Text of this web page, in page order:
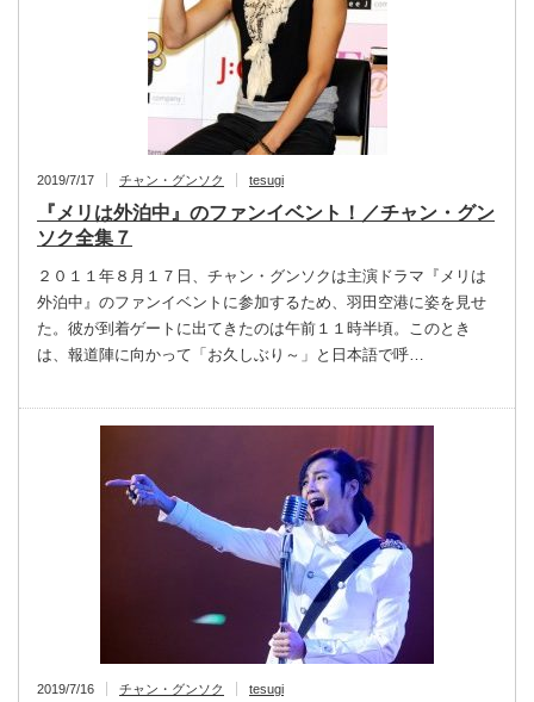
2019/7/17 チャン・グンソク tesugi
『メリは外泊中』のファンイベント！／チャン・グン
ソク全集７
２０１１年８月１７日、チャン・グンソクは主演ドラマ『メリは
外泊中』のファンイベントに参加するため、羽田空港に姿を見せ
た。彼が到着ゲートに出てきたのは午前１１時半頃。このとき
は、報道陣に向かって「お久しぶり～」と日本語で呼…
2019/7/16 チャン・グンソク tesugi